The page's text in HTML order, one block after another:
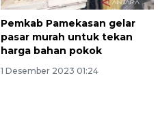
Pemkab Pamekasan gelar
pasar murah untuk tekan
harga bahan pokok
1 Desember 2023 01:24
laki
2026-